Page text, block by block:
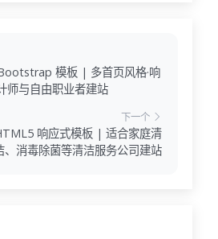
模板 | 多首页风格·响
师与自由职业者建站
下一个
响应式模板 | 适合家庭清
、消毒除菌等清洁服务公司建站